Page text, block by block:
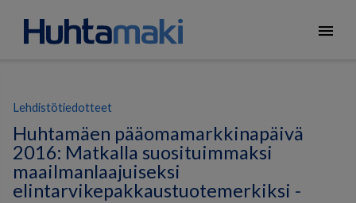
menu
Lehdistötiedotteet
Huhtamäen pääomamarkkinapäivä
2016: Matkalla suosituimmaksi
maailmanlaajuiseksi
elintarvikepakkaustuotemerkiksi -